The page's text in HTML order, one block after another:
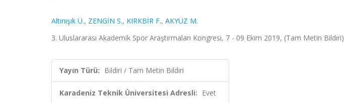
Altınışık Ü., ZENGİN S., KIRKBİR F., AKYÜZ M.
3. Uluslararası Akademik Spor Araştırmaları Kongresi, 7 - 09 Ekim 2019, (Tam Metin Bildiri)
Yayın Türü: Bildiri / Tam Metin Bildiri
Karadeniz Teknik Üniversitesi Adresli: Evet